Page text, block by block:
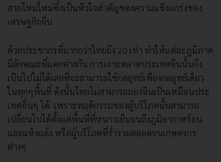
สายไหมใหม่ซึ่งเป็นหัวใจสำคัญของความแข็งแกร่งของ
เศรษฐกิจจีน
ด้วยประชากรที่มากกว่าไทยถึง 20 เท่า ทำให้แต่ละภูมิภาค
มีลักษณะที่แตกต่างกัน การเจาะตลาดประเทศจีนนั้นจึง
เป็นไปไม่ได้เลยที่จะสามารถใช้กลยุทธ์เพียงกลยุทธ์เดียว
ในทุกๆพื้นที่ ดังนั้นไทยไม่สามารถมองจีนเป็นเหมือนประ
เทศอื่นๆ ได้ เพราะพฤติกรรมของผู้บริโภคนั้นสามารถ
เปลี่ยนไปได้ตั้งแต่พื้นที่ที่หนาวเย็นจนถึงภูมิอากาศร้อน
และแห้งแล้ง หรือผู้บริโภคที่ร่ำรวยตลอดจนเกษตรกร
ต่างๆ